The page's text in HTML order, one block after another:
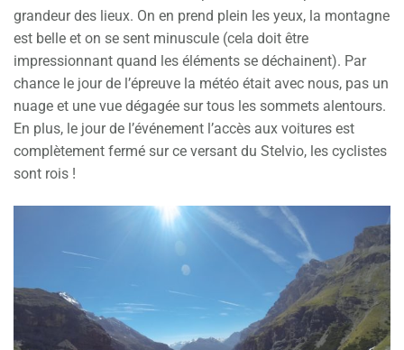
grandeur des lieux. On en prend plein les yeux, la montagne
est belle et on se sent minuscule (cela doit être
impressionnant quand les éléments se déchainent). Par
chance le jour de l’épreuve la météo était avec nous, pas un
nuage et une vue dégagée sur tous les sommets alentours.
En plus, le jour de l’événement l’accès aux voitures est
complètement fermé sur ce versant du Stelvio, les cyclistes
sont rois !